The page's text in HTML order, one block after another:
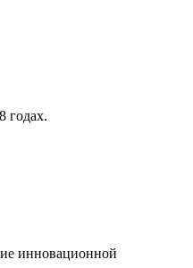
годах.
инновационной